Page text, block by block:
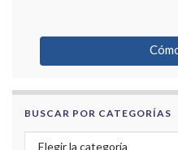
BUSCAR POR CATEGORÍAS
Buscar por categorías